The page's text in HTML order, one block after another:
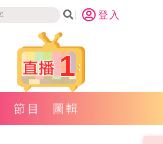
登入
1
節目 圖輯